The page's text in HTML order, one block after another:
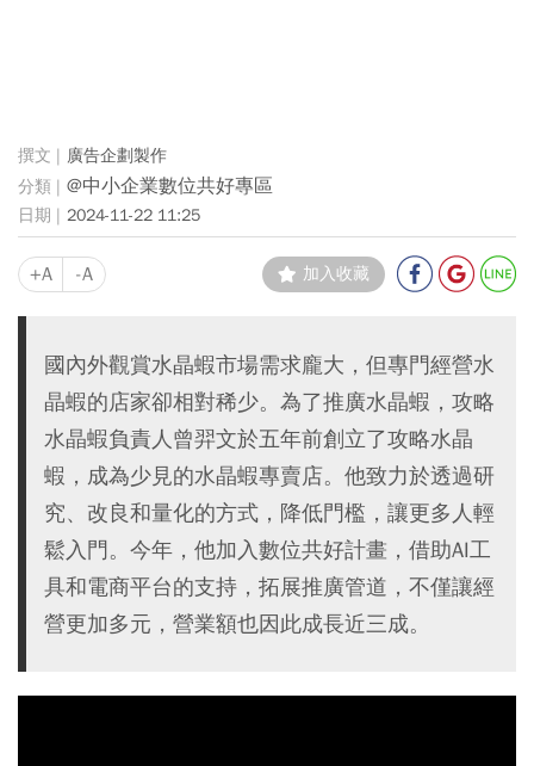
廣告企劃製作
@中小企業數位共好專區
2024-11-22 11:25
+A -A 加入收藏
國內外觀賞水晶蝦市場需求龐大，但專門經營水
晶蝦的店家卻相對稀少。為了推廣水晶蝦，攻略
水晶蝦負責人曾羿文於五年前創立了攻略水晶
蝦，成為少見的水晶蝦專賣店。他致力於透過研
究、改良和量化的方式，降低門檻，讓更多人輕
鬆入門。今年，他加入數位共好計畫，借助AI工
具和電商平台的支持，拓展推廣管道，不僅讓經
營更加多元，營業額也因此成長近三成。